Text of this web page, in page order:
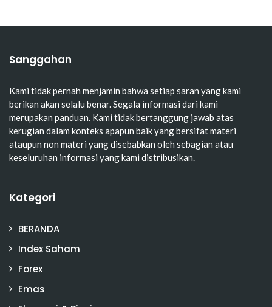
Sanggahan
Kami tidak pernah menjamin bahwa setiap saran yang kami
berikan akan selalu benar. Segala informasi dari kami
merupakan panduan. Kami tidak bertanggung jawab atas
kerugian dalam konteks apapun baik yang bersifat materi
ataupun non materi yang disebabkan oleh sebagian atau
keseluruhan informasi yang kami distribusikan.
Kategori
BERANDA
Index Saham
Forex
Emas